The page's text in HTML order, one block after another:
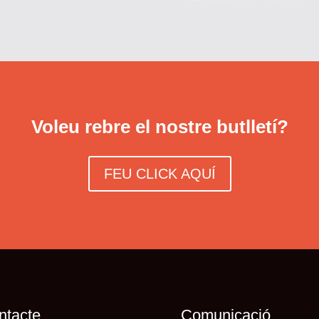
Voleu rebre el nostre butlletí?
FEU CLICK AQUÍ
Comunicació